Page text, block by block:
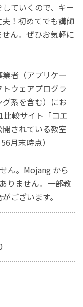
ていくので、キー
！初めてでも講師
ん。ぜひお気軽に
者（アプリケー
ウェアプログラ
系を含む）にお
比較サイト「コエ
されている教室
月末時点）
ん。Mojang から
りません。一部教
ございます。